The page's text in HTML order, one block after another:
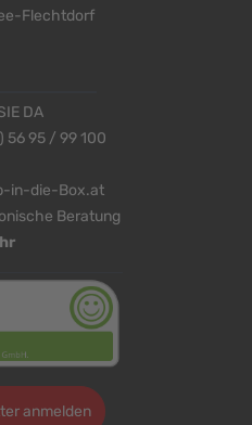
Flechtdorf
DA
56 95 / 99 100
in-die-Box.at
Beratung
anmelden